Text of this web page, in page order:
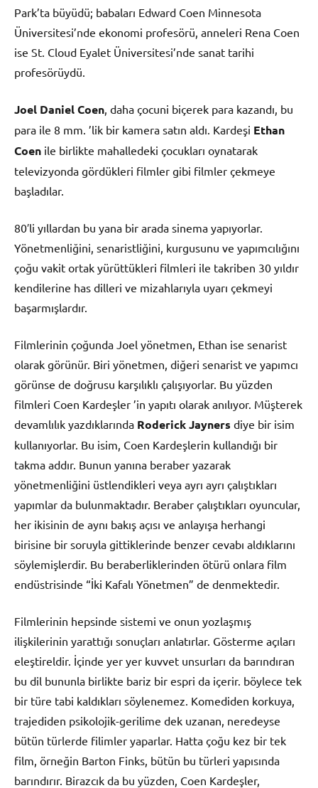
Park’ta büyüdü; babaları Edward Coen Minnesota
Üniversitesi’nde ekonomi profesörü, anneleri Rena Coen
ise St. Cloud Eyalet Üniversitesi’nde sanat tarihi
profesörüydü.
Joel Daniel Coen , daha çocuni biçerek para kazandı, bu
para ile 8 mm. ’lik bir kamera satın aldı. Kardeşi Ethan
Coen ile birlikte mahalledeki çocukları oynatarak
televizyonda gördükleri filmler gibi filmler çekmeye
başladılar.
80′li yıllardan bu yana bir arada sinema yapıyorlar.
Yönetmenliğini, senaristliğini, kurgusunu ve yapımcılığını
çoğu vakit ortak yürüttükleri filmleri ile takriben 30 yıldır
kendilerine has dilleri ve mizahlarıyla uyarı çekmeyi
başarmışlardır.
Filmlerinin çoğunda Joel yönetmen, Ethan ise senarist
olarak görünür. Biri yönetmen, diğeri senarist ve yapımcı
görünse de doğrusu karşılıklı çalışıyorlar. Bu yüzden
filmleri Coen Kardeşler ’in yapıtı olarak anılıyor. Müşterek
devamlılık yazdıklarında Roderick Jayners diye bir isim
kullanıyorlar. Bu isim, Coen Kardeşlerin kullandığı bir
takma addır. Bunun yanına beraber yazarak
yönetmenliğini üstlendikleri veya ayrı ayrı çalıştıkları
yapımlar da bulunmaktadır. Beraber çalıştıkları oyuncular,
her ikisinin de aynı bakış açısı ve anlayışa herhangi
birisine bir soruyla gittiklerinde benzer cevabı aldıklarını
söylemişlerdir. Bu beraberliklerinden ötürü onlara film
endüstrisinde “İki Kafalı Yönetmen” de denmektedir.
Filmlerinin hepsinde sistemi ve onun yozlaşmış
ilişkilerinin yarattığı sonuçları anlatırlar. Gösterme açıları
eleştireldir. İçinde yer yer kuvvet unsurları da barındıran
bu dil bununla birlikte bariz bir espri da içerir. böylece tek
bir türe tabi kaldıkları söylenemez. Komediden korkuya,
trajediden psikolojik-gerilime dek uzanan, neredeyse
bütün türlerde filimler yaparlar. Hatta çoğu kez bir tek
film, örneğin Barton Finks, bütün bu türleri yapısında
barındırır. Birazcık da bu yüzden, Coen Kardeşler,